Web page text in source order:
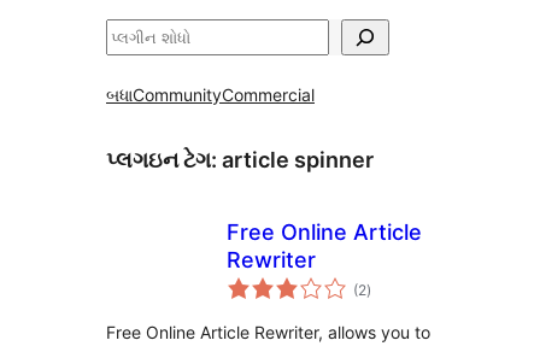
શોધો
બધાCommunityCommercial
પ્લગઇન ટેગ: article spinner
Free Online Article
Rewriter
(2કુલ
રેટિંગ્સ
)
Free Online Article Rewriter, allows you to